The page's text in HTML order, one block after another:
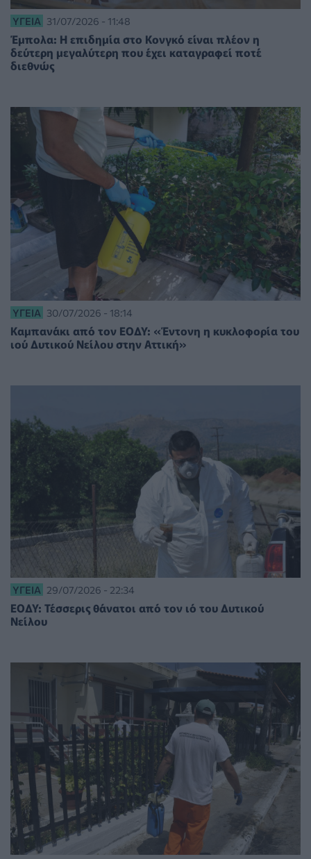
ΥΓΕΊΑ 31/07/2026 - 11:48
Έμπολα: Η επιδημία στο Κονγκό είναι πλέον η
δεύτερη μεγαλύτερη που έχει καταγραφεί ποτέ
διεθνώς
ΥΓΕΊΑ 30/07/2026 - 18:14
Καμπανάκι από τον ΕΟΔΥ: «Έντονη η κυκλοφορία του
ιού Δυτικού Νείλου στην Αττική»
ΥΓΕΊΑ 29/07/2026 - 22:34
ΕΟΔΥ: Τέσσερις θάνατοι από τον ιό του Δυτικού
Νείλου